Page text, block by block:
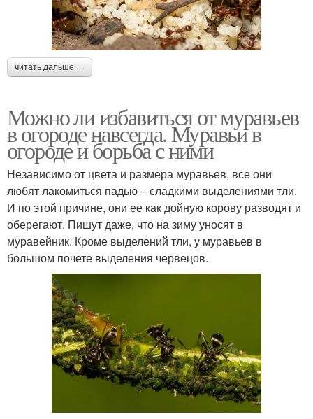
читать дальше →
Можно ли избавиться от муравьев
в огороде навсегда. Муравьи в
огороде и борьба с ними
Независимо от цвета и размера муравьев, все они
любят лакомиться падью – сладкими выделениями тли.
И по этой причине, они ее как дойную корову разводят и
оберегают. Пишут даже, что на зиму уносят в
муравейник. Кроме выделений тли, у муравьев в
большом почете выделения червецов.